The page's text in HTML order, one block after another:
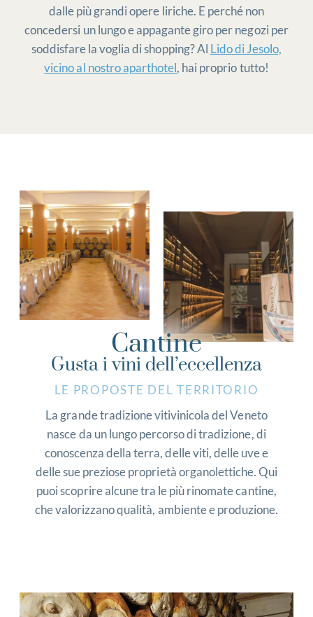
dalle più grandi opere liriche. E perché non
concedersi un lungo e appagante giro per negozi per
soddisfare la voglia di shopping? Al Lido di Jesolo,
vicino al nostro aparthotel, hai proprio tutto!
Cantine
Gusta i vini dell’eccellenza
LE PROPOSTE DEL TERRITORIO
La grande tradizione vitivinicola del Veneto
nasce da un lungo percorso di tradizione, di
conoscenza della terra, delle viti, delle uve e
delle sue preziose proprietà organolettiche. Qui
puoi scoprire alcune tra le più rinomate cantine,
che valorizzano qualità, ambiente e produzione.